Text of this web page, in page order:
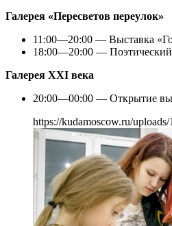
Галерея «Пересветов переулок»
11:00—20:00 — Выставка
18:00—20:00 — Поэтический
Галерея XXI века
20:00—00:00 — Открытие
https://kudamoscow.ru/